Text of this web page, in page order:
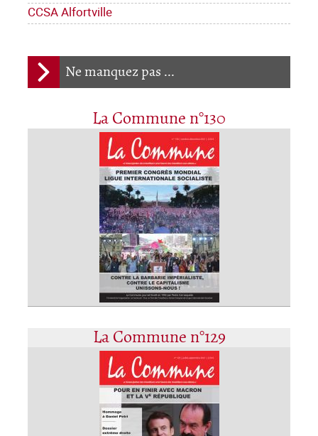
CCSA Alfortville
Ne manquez pas ...
La Commune n°130
La Commune n°129